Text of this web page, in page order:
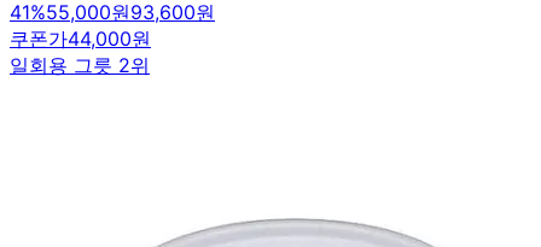
41%55,000원93,600원
쿠폰가44,000원
일회용 그릇 2위